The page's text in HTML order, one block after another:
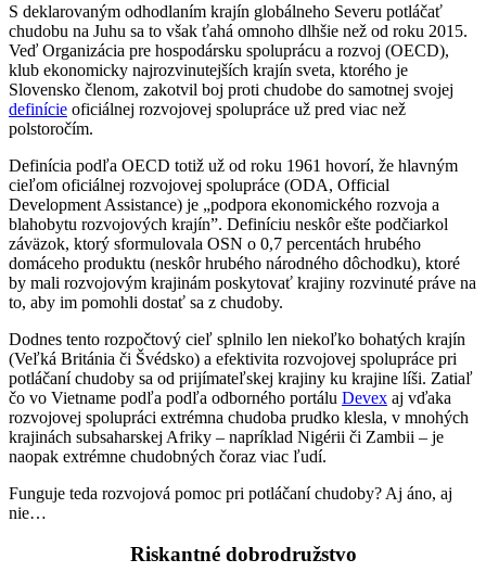
S deklarovaným odhodlaním krajín globálneho Severu potláčať
chudobu na Juhu sa to však ťahá omnoho dlhšie než od roku 2015.
Veď Organizácia pre hospodársku spoluprácu a rozvoj (OECD),
klub ekonomicky najrozvinutejších krajín sveta, ktorého je
Slovensko členom, zakotvil boj proti chudobe do samotnej svojej
definície oficiálnej rozvojovej spolupráce už pred viac než
polstoročím.
Definícia podľa OECD totiž už od roku 1961 hovorí, že hlavným
cieľom oficiálnej rozvojovej spolupráce (ODA, Official
Development Assistance) je „podpora ekonomického rozvoja a
blahobytu rozvojových krajín”. Definíciu neskôr ešte podčiarkol
záväzok, ktorý sformulovala OSN o 0,7 percentách hrubého
domáceho produktu (neskôr hrubého národného dôchodku), ktoré
by mali rozvojovým krajinám poskytovať krajiny rozvinuté práve na
to, aby im pomohli dostať sa z chudoby.
Dodnes tento rozpočtový cieľ splnilo len niekoľko bohatých krajín
(Veľká Británia či Švédsko) a efektivita rozvojovej spolupráce pri
potláčaní chudoby sa od prijímateľskej krajiny ku krajine líši. Zatiaľ
čo vo Vietname podľa podľa odborného portálu Devex aj vďaka
rozvojovej spolupráci extrémna chudoba prudko klesla, v mnohých
krajinách subsaharskej Afriky – napríklad Nigérii či Zambii – je
naopak extrémne chudobných čoraz viac ľudí.
Funguje teda rozvojová pomoc pri potláčaní chudoby? Aj áno, aj
nie…
Riskantné dobrodružstvo